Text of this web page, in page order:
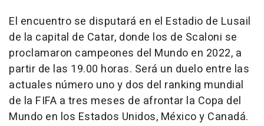
El encuentro se disputará en el Estadio de Lusail
de la capital de Catar, donde los de Scaloni se
proclamaron campeones del Mundo en 2022, a
partir de las 19.00 horas. Será un duelo entre las
actuales número uno y dos del ranking mundial
de la FIFA a tres meses de afrontar la Copa del
Mundo en los Estados Unidos, México y Canadá.